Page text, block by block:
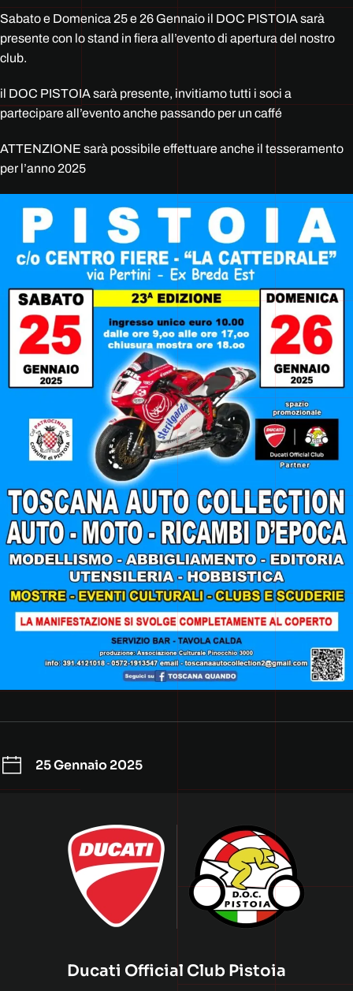
Sabato e Domenica 25 e 26 Gennaio il DOC PISTOIA sarà
presente con lo stand in fiera all’evento di apertura del nostro
club.
il DOC PISTOIA sarà presente, invitiamo tutti i soci a
partecipare all’evento anche passando per un caffé
ATTENZIONE sarà possibile effettuare anche il tesseramento
per l’anno 2025
25 Gennaio 2025
Ducati Official Club Pistoia